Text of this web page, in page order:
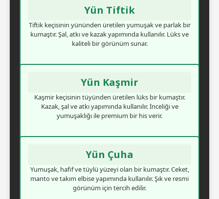
Yün Tiftik
Tiftik keçisinin yününden üretilen yumuşak ve parlak bir
kumaştır. Şal, atkı ve kazak yapımında kullanılır. Lüks ve
kaliteli bir görünüm sunar.
Yün Kaşmir
Kaşmir keçisinin tüyünden üretilen lüks bir kumaştır.
Kazak, şal ve atkı yapımında kullanılır. İnceliği ve
yumuşaklığı ile premium bir his verir.
Yün Çuha
Yumuşak, hafif ve tüylü yüzeyi olan bir kumaştır. Ceket,
manto ve takım elbise yapımında kullanılır. Şık ve resmi
görünüm için tercih edilir.